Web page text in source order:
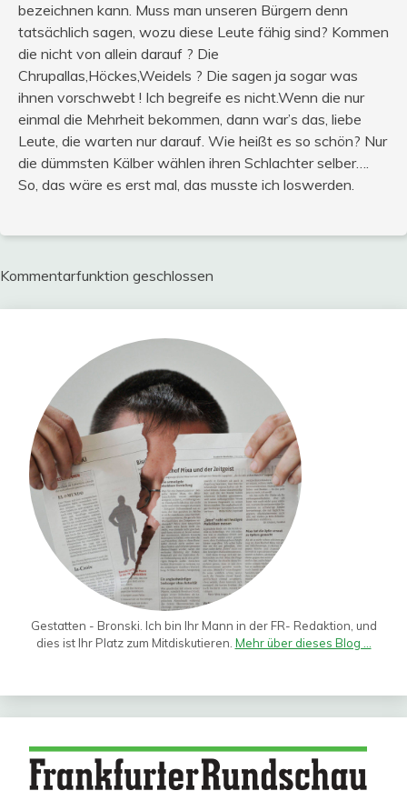
bezeichnen kann. Muss man unseren Bürgern denn
tatsächlich sagen, wozu diese Leute fähig sind? Kommen
die nicht von allein darauf ? Die
Chrupallas,Höckes,Weidels ? Die sagen ja sogar was
ihnen vorschwebt ! Ich begreife es nicht.Wenn die nur
einmal die Mehrheit bekommen, dann war’s das, liebe
Leute, die warten nur darauf. Wie heißt es so schön? Nur
die dümmsten Kälber wählen ihren Schlachter selber….
So, das wäre es erst mal, das musste ich loswerden.
Kommentarfunktion geschlossen
Gestatten - Bronski. Ich bin Ihr Mann in der FR- Redaktion, und
dies ist Ihr Platz zum Mitdiskutieren. Mehr über dieses Blog ...